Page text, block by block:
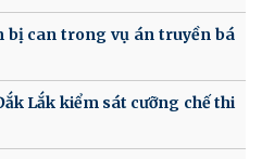
bị can trong vụ án truyền bá
Lắk kiểm sát cưỡng chế thi